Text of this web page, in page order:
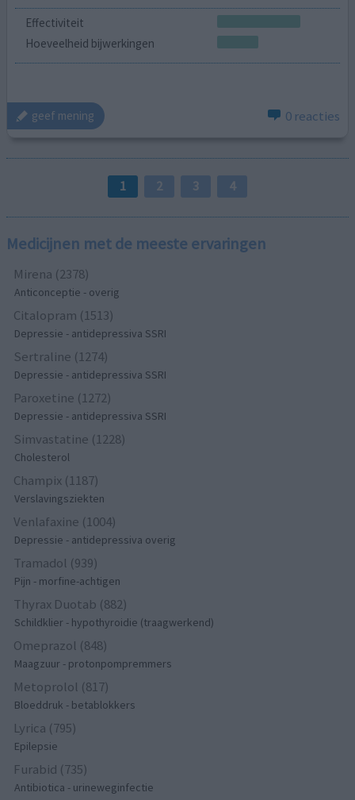
Effectiviteit
Hoeveelheid bijwerkingen
geef mening 0 reacties
1 2 3 4
Medicijnen met de meeste ervaringen
Mirena (2378)
Anticonceptie - overig
Citalopram (1513)
Depressie - antidepressiva SSRI
Sertraline (1274)
Depressie - antidepressiva SSRI
Paroxetine (1272)
Depressie - antidepressiva SSRI
Simvastatine (1228)
Cholesterol
Champix (1187)
Verslavingsziekten
Venlafaxine (1004)
Depressie - antidepressiva overig
Tramadol (939)
Pijn - morfine-achtigen
Thyrax Duotab (882)
Schildklier - hypothyroidie (traagwerkend)
Omeprazol (848)
Maagzuur - protonpompremmers
Metoprolol (817)
Bloeddruk - betablokkers
Lyrica (795)
Epilepsie
Furabid (735)
Antibiotica - urineweginfectie